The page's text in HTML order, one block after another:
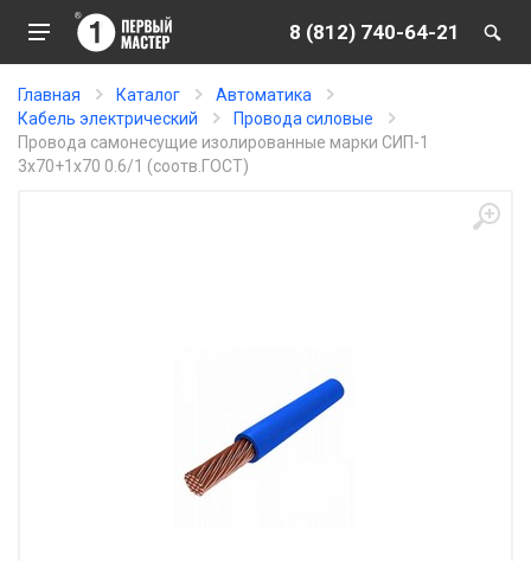
8 (812) 740-64-21
Главная Каталог
Автоматика
Кабель электрический
Провода силовые
Провода самонесущие изолированные марки СИП-1
3х70+1х70 0.6/1 (соотв.ГОСТ)